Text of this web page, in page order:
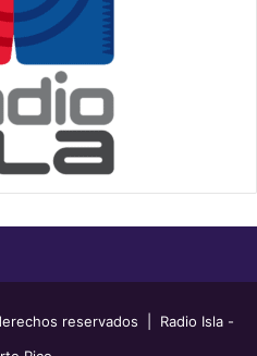
reservados | Radio Isla -